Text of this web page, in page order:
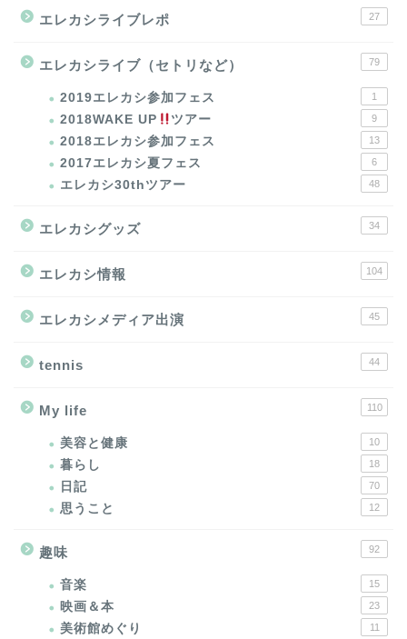
エレカシライブレポ 27
エレカシライブ（セトリなど） 79
2019エレカシ参加フェス 1
2018WAKE UP ツアー 9
2018エレカシ参加フェス 13
2017エレカシ夏フェス 6
エレカシ30thツアー 48
エレカシグッズ 34
エレカシ情報 104
エレカシメディア出演 45
tennis 44
My life 110
美容と健康 10
暮らし 18
日記 70
思うこと 12
趣味 92
音楽 15
映画＆本 23
美術館めぐり 11